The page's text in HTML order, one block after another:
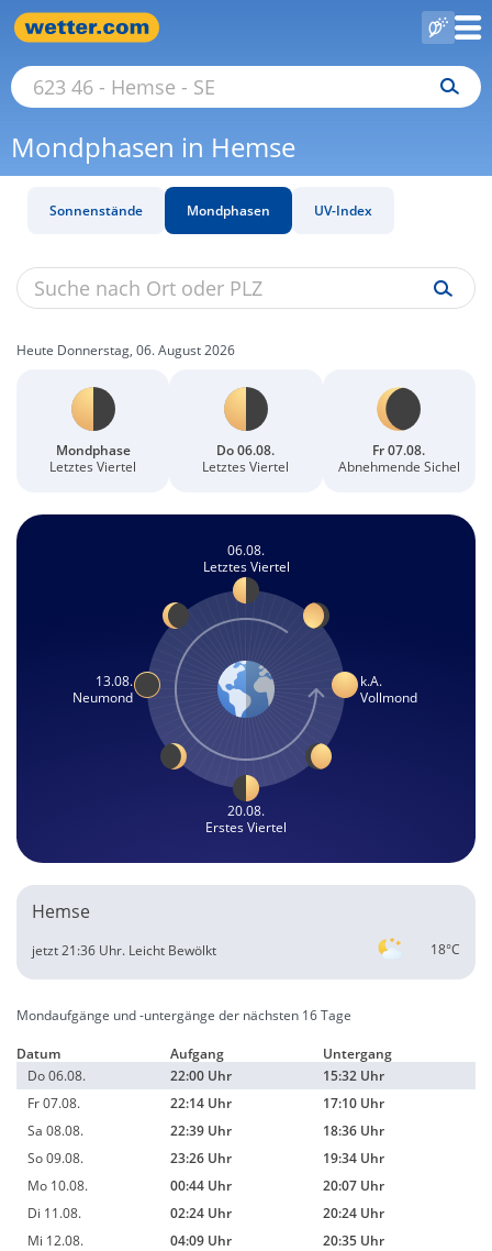
Mondphasen in Hemse
Sonnenstände Mondphasen UV-Index
Heute Donnerstag, 06. August 2026
Mondphase
Letztes Viertel
Do 06.08.
Letztes Viertel
Fr 07.08.
Abnehmende Sichel
06.08.
Letztes Viertel
13.08.
Neumond
k.A.
Vollmond
20.08.
Erstes Viertel
Hemse
18°C
jetzt 21:36 Uhr. Leicht Bewölkt
Mondaufgänge und -untergänge der nächsten 16 Tage
Datum Aufgang
Untergang
Do 06.08.
22:00 Uhr
15:32 Uhr
Fr 07.08.
22:14 Uhr
17:10 Uhr
Sa 08.08.
22:39 Uhr
18:36 Uhr
So 09.08.
23:26 Uhr
19:34 Uhr
Mo 10.08.
00:44 Uhr
20:07 Uhr
Di 11.08.
02:24 Uhr
20:24 Uhr
Mi 12.08.
04:09 Uhr
20:35 Uhr